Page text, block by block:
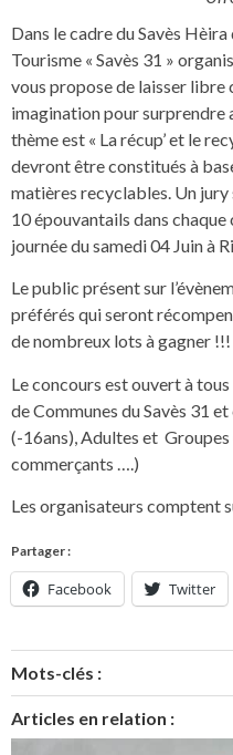
Dans le cadre du Savès
Tourisme « Savès 31 »
vous propose de laisser
imagination pour surprendre
thème est « La récup’ et le
devront être constitués à
matières recyclables. Un
10 épouvantails dans
journée du samedi 04 Juin à
Le public présent sur
préférés qui seront
de nombreux lots à gagner !!!
Le concours est ouvert à
de Communes du Savès 31
(-16ans), Adultes et Groupes
commerçants ….)
Les organisateurs comptent
Partager :
Facebook Twitter
Mots-clés :
Articles en relation :